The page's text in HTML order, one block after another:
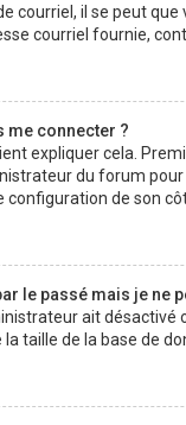
courriel, il se peut
courriel fournie,
me connecter ?
expliquer cela.
du forum pour
de son
le passé mais je ne
ait
taille de la base de